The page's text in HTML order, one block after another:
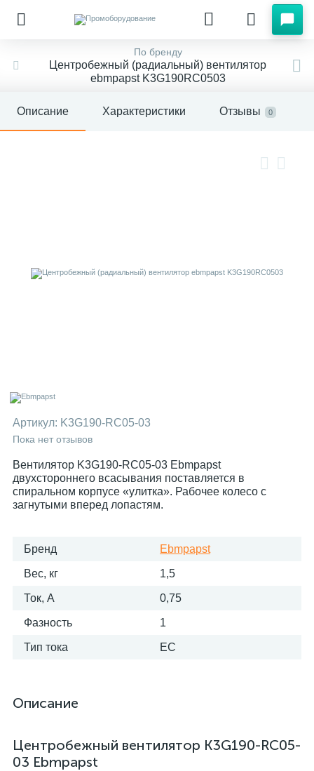
По бренду
Центробежный (радиальный) вентилятор
ebmpapst K3G190RC0503
Описание Характеристики Отзывы 0
Артикул: K3G190-RC05-03
Пока нет отзывов
Вентилятор K3G190-RC05-03 Ebmpapst
двухстороннего всасывания поставляется в
спиральном корпусе «улитка». Рабочее колесо с
загнутыми вперед лопастям.
Бренд Ebmpapst
Вес, кг 1,5
Ток, А 0,75
Фазность 1
Тип тока EC
Описание
Центробежный вентилятор K3G190-RC05-
03 Ebmpapst